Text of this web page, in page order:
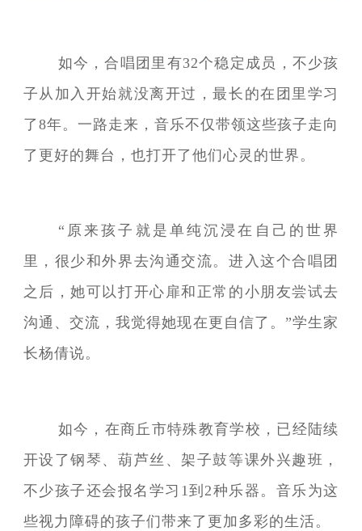
如今，合唱团里有32个稳定成员，不少孩
子从加入开始就没离开过，最长的在团里学习
了8年。一路走来，音乐不仅带领这些孩子走向
了更好的舞台，也打开了他们心灵的世界。
“原来孩子就是单纯沉浸在自己的世界
里，很少和外界去沟通交流。进入这个合唱团
之后，她可以打开心扉和正常的小朋友尝试去
沟通、交流，我觉得她现在更自信了。”学生家
长杨倩说。
如今，在商丘市特殊教育学校，已经陆续
开设了钢琴、葫芦丝、架子鼓等课外兴趣班，
不少孩子还会报名学习1到2种乐器。音乐为这
些视力障碍的孩子们带来了更加多彩的生活。